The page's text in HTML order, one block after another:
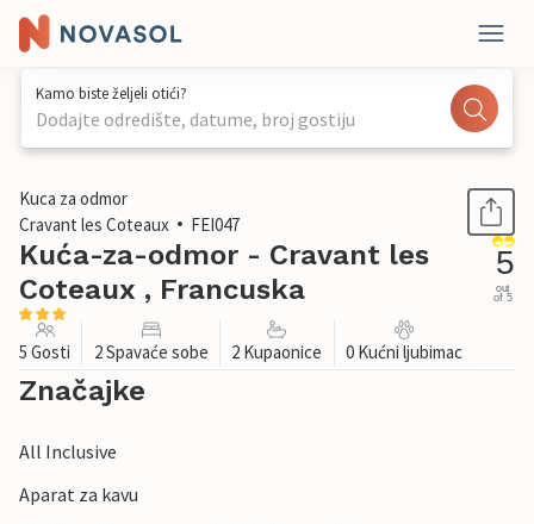
Kamo biste željeli otići?
Dodajte odredište, datume, broj gostiju
1 / 18
Kuca za odmor
Cravant les Coteaux
FEI047
Kuća-za-odmor - Cravant les
Coteaux , Francuska
5
out
of 5
5 Gosti 2 Spavaće sobe 2 Kupaonice 0 Kućni ljubimac
Značajke
All Inclusive
Aparat za kavu